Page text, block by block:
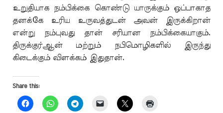
உறுதியாக நம்பிக்கை கொண்டு யாருக்கும் ஒப்பாகாத
தனக்கே உரிய உருவத்துடன் அவன் இருக்கிறான்
என்று நம்புவது தான் சரியான நம்பிக்கையாகும்.
திருக்குர்ஆன் மற்றும் நபிமொழிகளில் இருந்து
கிடைக்கும் விளக்கம் இதுதான்.
Share this: